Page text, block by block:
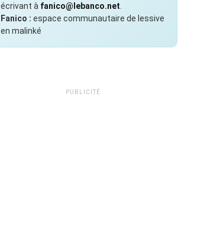
écrivant à fanico@lebanco.net
Fanico : espace communautaire de lessive
en malinké
PUBLICITÉ